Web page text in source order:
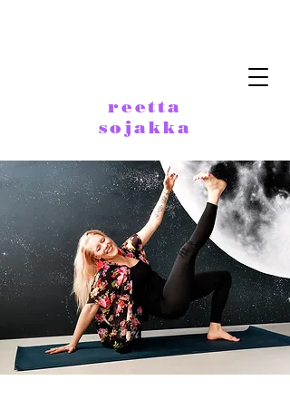
reetta
sojakka